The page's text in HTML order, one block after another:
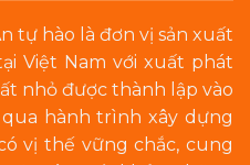
tự hào là đơn vị sản xuất
Việt Nam với xuất phát
nhỏ được thành lập vào
hành trình xây dựng
vị thế vững chắc, cung